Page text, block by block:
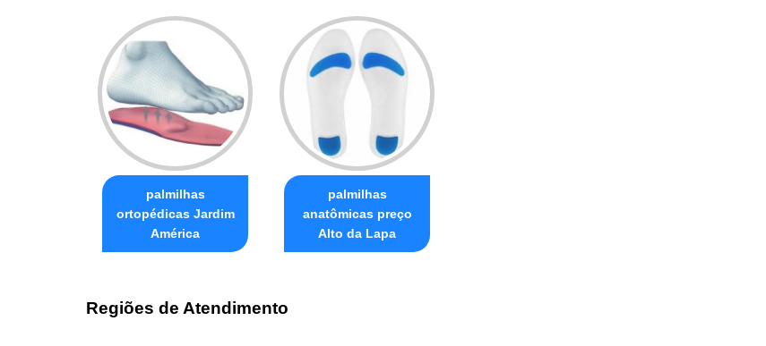
palmilhas
ortopédicas Jardim
América
palmilhas
anatômicas preço
Alto da Lapa
Regiões de Atendimento